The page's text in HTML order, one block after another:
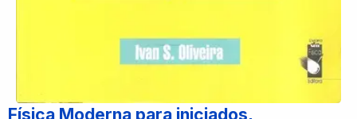
Física Moderna para iniciados,